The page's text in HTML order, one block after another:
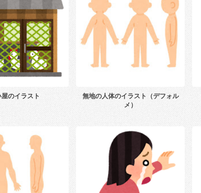
のイラスト
無地の人体のイラスト（デフォル
メ）